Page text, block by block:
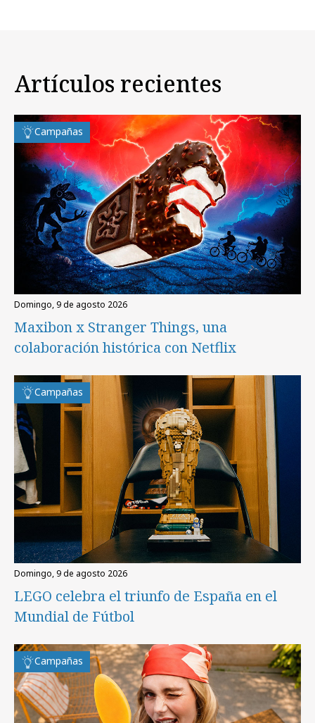
Artículos recientes
Campañas
domingo, 9 de agosto 2026
Maxibon x Stranger Things, una
colaboración histórica con Netflix
Campañas
domingo, 9 de agosto 2026
LEGO celebra el triunfo de España en el
Mundial de Fútbol
Campañas